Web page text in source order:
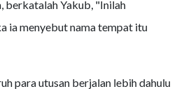
berkatalah Yakub, "Inilah
ia menyebut nama tempat itu
para utusan berjalan lebih dahulu